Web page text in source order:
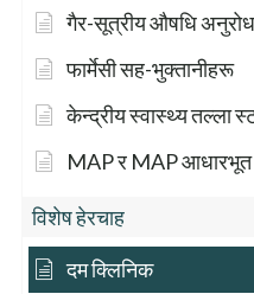
गैर-सूत्रीय औषधि अनुरोध
फार्मेसी सह-भुक्तानीहरू
केन्द्रीय स्वास्थ्य तल्ला
MAP र MAP आधारभूत
विशेष हेरचाह
दम क्लिनिक